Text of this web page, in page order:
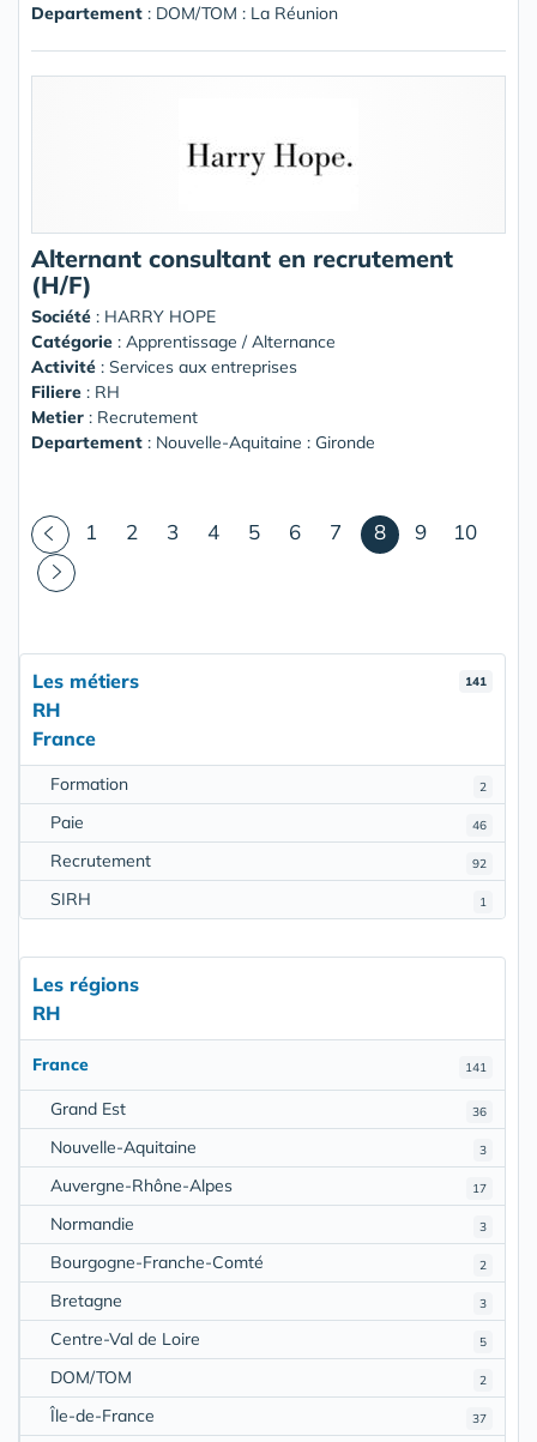
Departement : DOM/TOM : La Réunion
Alternant consultant en recrutement
(H/F)
Société : HARRY HOPE
Catégorie : Apprentissage / Alternance
Activité : Services aux entreprises
Filiere : RH
Metier : Recrutement
Departement : Nouvelle-Aquitaine : Gironde
1 2 3 4 5 6 7 8(courant)
9 10
141
Les métiers
RH
France
2
Formation
46
Paie
92
Recrutement
1
SIRH
Les régions
RH
141
France
36
Grand Est
3
Nouvelle-Aquitaine
17
Auvergne-Rhône-Alpes
3
Normandie
2
Bourgogne-Franche-Comté
3
Bretagne
5
Centre-Val de Loire
2
DOM/TOM
37
Île-de-France